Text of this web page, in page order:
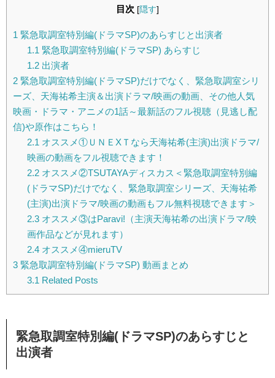
目次 [隠す]
1 緊急取調室特別編(ドラマSP)のあらすじと出演者
1.1 緊急取調室特別編(ドラマSP) あらすじ
1.2出演者
2 緊急取調室特別編(ドラマSP)だけでなく、緊急取調室シリ
ーズ、天海祐希主演＆出演ドラマ/映画の動画、その他人気
映画・ドラマ・アニメの1話～最新話のフル視聴（見逃し配
信)や原作はこちら！
2.1 オススメ①ＵＮＥXＴなら天海祐希(主演)出演ドラマ/
映画の動画をフル視聴できます！
2.2オススメ②TSUTAYAディスカス＜緊急取調室特別編
(ドラマSP)だけでなく、緊急取調室シリーズ、天海祐希
(主演)出演ドラマ/映画の動画もフル無料視聴できます＞
2.3オススメ③はParavi!（主演天海祐希の出演ドラマ/映
画作品などが見れます）
2.4オススメ④mieruTV
3 緊急取調室特別編(ドラマSP) 動画まとめ
3.1 Related Posts
緊急取調室特別編(ドラマSP)のあらすじと
出演者